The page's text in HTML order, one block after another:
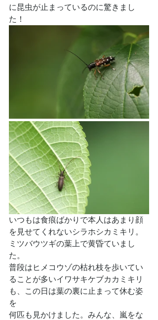
に昆虫が止まっているのに驚きまし
た！
いつもは食痕ばかりで本人はあまり顔
を見せてくれないシラホシカミキリ。
ミツバウツギの葉上で黄昏ていまし
た。
普段はヒメコウゾの枯れ枝を歩いてい
ることが多いイワサキケブカカミキリ
も、この日は葉の裏に止まって休む姿
を
何匹も見かけました。みんな、嵐をな